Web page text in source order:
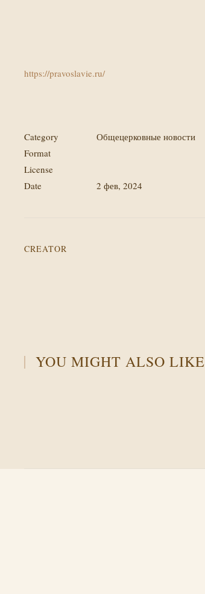
https://pravoslavie.ru/
Category
Общецерковные новости
Format
License
Date
2 фев, 2024
CREATOR
YOU MIGHT ALSO LIKE